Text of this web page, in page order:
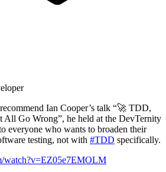
Ian Cooper’s talk “🚀 TDD,
All Go Wrong”, he held at the DevTernity
everyone who wants to broaden their
testing, not with #TDD specifically.
watch?v=EZ05e7EMOLM